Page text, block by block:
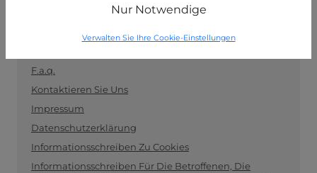
Nur Notwendige
Verwalten Sie Ihre Cookie-Einstellungen
INFO LINK
F.a.q.
Kontaktieren Sie Uns
Impressum
Datenschutzerklärung
Informationsschreiben Zu Cookies
Informationsschreiben Für Die Betroffenen, Die